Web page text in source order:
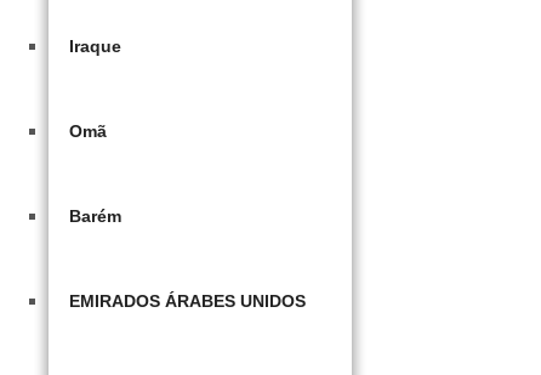
Iraque
Omã
Barém
EMIRADOS ÁRABES UNIDOS